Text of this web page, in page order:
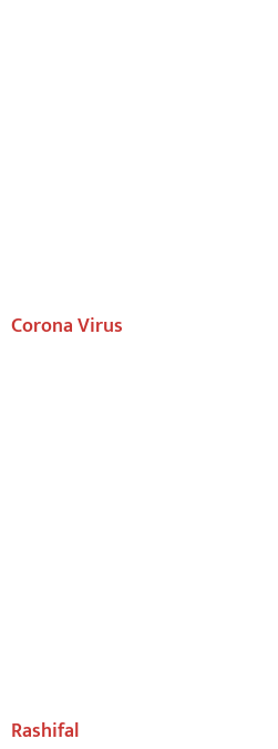
Corona Virus
Rashifal